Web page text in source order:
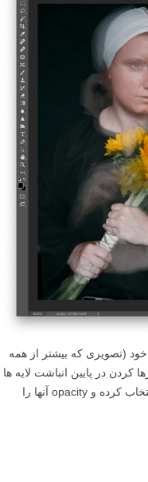
(تصویری که بیشتر از همه
کردن در پایین انباشت لایه ها
قرار دهید. سپس تمام لایه های بالای آن را انتخاب کرده و opacity آنها را